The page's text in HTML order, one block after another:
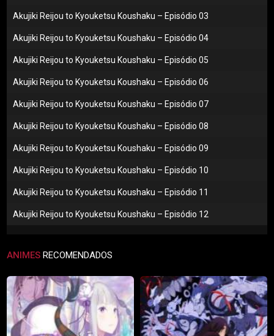
Akujiki Reijou to Kyouketsu Koushaku – Episódio 03
Akujiki Reijou to Kyouketsu Koushaku – Episódio 04
Akujiki Reijou to Kyouketsu Koushaku – Episódio 05
Akujiki Reijou to Kyouketsu Koushaku – Episódio 06
Akujiki Reijou to Kyouketsu Koushaku – Episódio 07
Akujiki Reijou to Kyouketsu Koushaku – Episódio 08
Akujiki Reijou to Kyouketsu Koushaku – Episódio 09
Akujiki Reijou to Kyouketsu Koushaku – Episódio 10
Akujiki Reijou to Kyouketsu Koushaku – Episódio 11
Akujiki Reijou to Kyouketsu Koushaku – Episódio 12
ANIMES RECOMENDADOS